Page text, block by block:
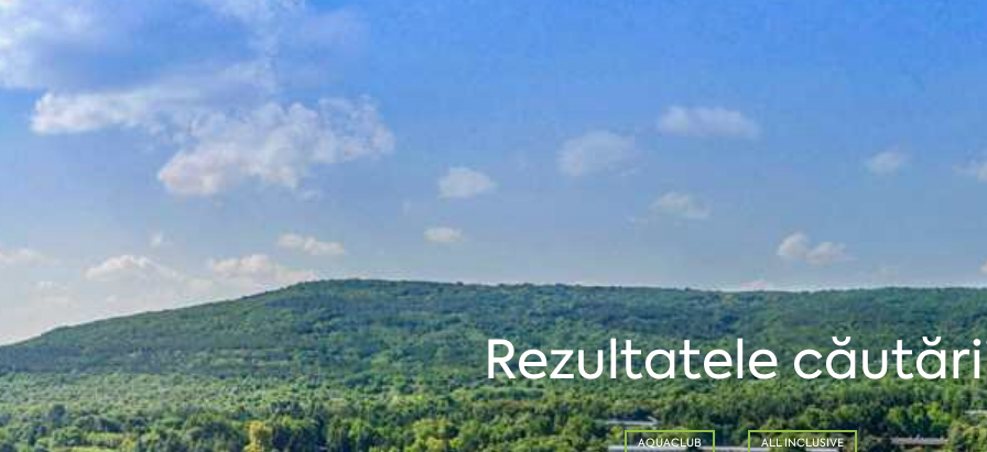
Rezultatele
AQUACLUB ALL INCLUSIVE